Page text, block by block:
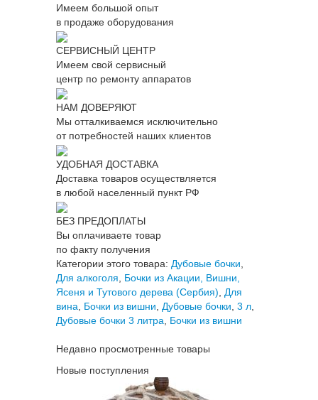
Имеем большой опыт
в продаже оборудования
СЕРВИСНЫЙ ЦЕНТР
Имеем свой сервисный
центр по ремонту аппаратов
НАМ ДОВЕРЯЮТ
Мы отталкиваемся исключительно
от потребностей наших клиентов
УДОБНАЯ ДОСТАВКА
Доставка товаров осуществляется
в любой населенный пункт РФ
БЕЗ ПРЕДОПЛАТЫ
Вы оплачиваете товар
по факту получения
Категории этого товара: Дубовые бочки
Для алкоголя
Бочки из Акации, Вишни,
Ясеня и Тутового дерева (Сербия)
Для
вина
Бочки из вишни Дубовые бочки 3 л
Дубовые бочки 3 литра
Бочки из вишни
Недавно просмотренные товары
Новые поступления